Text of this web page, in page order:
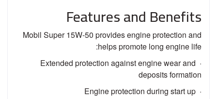
Features and Benefits
Mobil Super 15W-50 provides engine protection and
helps promote long engine life:
· Extended protection against engine wear and
deposits formation
· Engine protection during start up